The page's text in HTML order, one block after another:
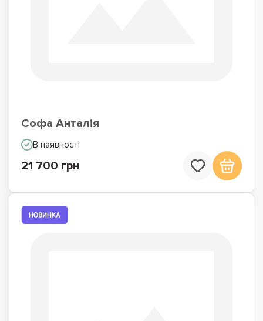
Софа Анталія
В наявності
21 700 грн